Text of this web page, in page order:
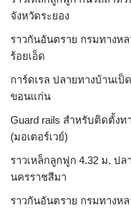
จังหวัดระยอง
ราวกันอันตราย กรมทางห
ร้อยเอ็ด
การ์ดเรล ปลายทางบ้านเ
ขอนแก่น
Guard rails สำหรับติดตั้งท
(มอเตอร์เวย์)
ราวเหล็กลูกฟูก 4.32 ม. ป
นครราชสีมา
ราวกันอันตราย กรมทางห